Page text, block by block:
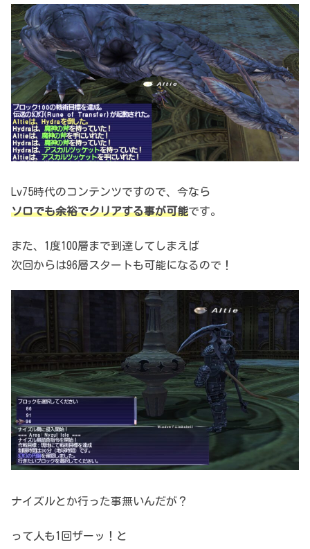
Lv75時代のコンテンツですので、 今なら
ソロでも余裕でクリアする事が可能です。
また、1度100層まで到達してしまえば
次回からは96層スタートも可能になるので！
ナイズルとか行った事無いんだが？
って人も1回ザーッ！と